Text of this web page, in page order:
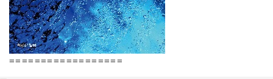
==================